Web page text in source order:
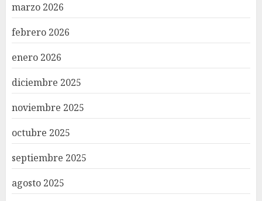
marzo 2026
febrero 2026
enero 2026
diciembre 2025
noviembre 2025
octubre 2025
septiembre 2025
agosto 2025